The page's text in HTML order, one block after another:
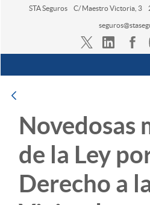
STA Seguros C/ Maestro Victoria, 3
Navegación
Novedosas
de la Ley
Derecho a